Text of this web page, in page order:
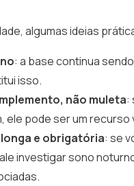
algumas ideias
: a base continua
isso.
não muleta:
ele pode ser um recurso
e obrigatória: se
investigar sono